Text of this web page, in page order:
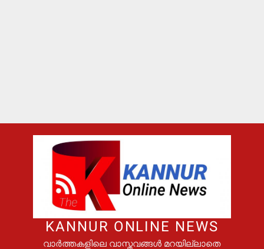
KANNUR ONLINE NEWS
വാർത്തകളിലെ വാസ്തവങ്ങൾ മറയില്ലാതെ